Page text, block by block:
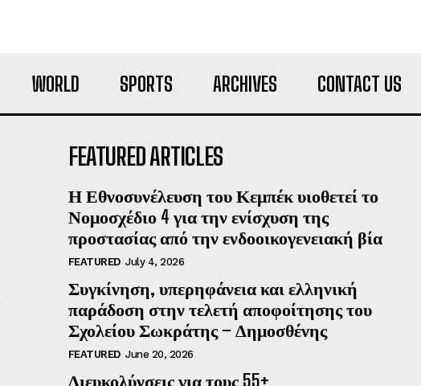
WORLD SPORTS ARCHIVES CONTACT US
FEATURED ARTICLES
Η Εθνοσυνέλευση του Κεμπέκ υιοθετεί το
Νομοσχέδιο 4 για την ενίσχυση της
προστασίας από την ενδοοικογενειακή βία
FEATURED July 4, 2026
Συγκίνηση, υπερηφάνεια και ελληνική
παράδοση στην τελετή αποφοίτησης του
Σχολείου Σωκράτης – Δημοσθένης
FEATURED June 20, 2026
Διευκολύνσεις για τους 55+